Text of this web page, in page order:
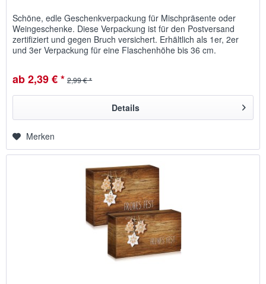
Schöne, edle Geschenkverpackung für Mischpräsente oder
Weingeschenke. Diese Verpackung ist für den Postversand
zertifiziert und gegen Bruch versichert. Erhältlich als 1er, 2er
und 3er Verpackung für eine Flaschenhöhe bis 36 cm.
ab 2,39 € * 2,99 € *
Details
Merken